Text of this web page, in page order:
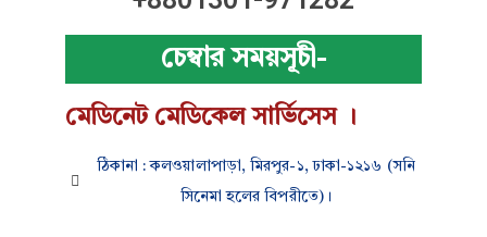
চেম্বার সময়সূচী-
মেডিনেট মেডিকেল সার্ভিসেস ।
ঠিকানা : কলওয়ালাপাড়া, মিরপুর-১, ঢাকা-১২১৬ (সনি
সিনেমা হলের বিপরীতে)।